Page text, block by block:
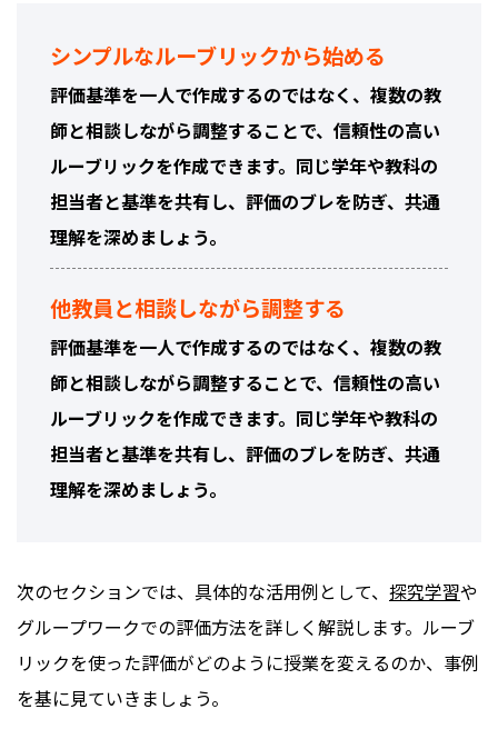
シンプルなルーブリックから始める
評価基準を一人で作成するのではなく、複数の教
師と相談しながら調整することで、信頼性の高い
ルーブリックを作成できます。同じ学年や教科の
担当者と基準を共有し、評価のブレを防ぎ、共通
理解を深めましょう。
他教員と相談しながら調整する
評価基準を一人で作成するのではなく、複数の教
師と相談しながら調整することで、信頼性の高い
ルーブリックを作成できます。同じ学年や教科の
担当者と基準を共有し、評価のブレを防ぎ、共通
理解を深めましょう。
次のセクションでは、具体的な活用例として、 探究学習や
グループワークでの評価方法を詳しく解説します。ルーブ
リックを使った評価がどのように授業を変えるのか、事例
を基に見ていきましょう。